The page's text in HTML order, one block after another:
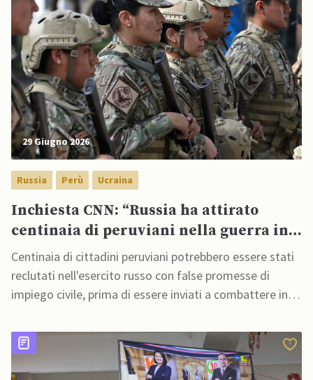
29 Giugno 2026
Russia Perù Ucraina
Inchiesta CNN: “Russia ha attirato
centinaia di peruviani nella guerra in
Ucraina”
Centinaia di cittadini peruviani potrebbero essere stati
reclutati nell'esercito russo con false promesse di
impiego civile, prima di essere inviati a combattere in